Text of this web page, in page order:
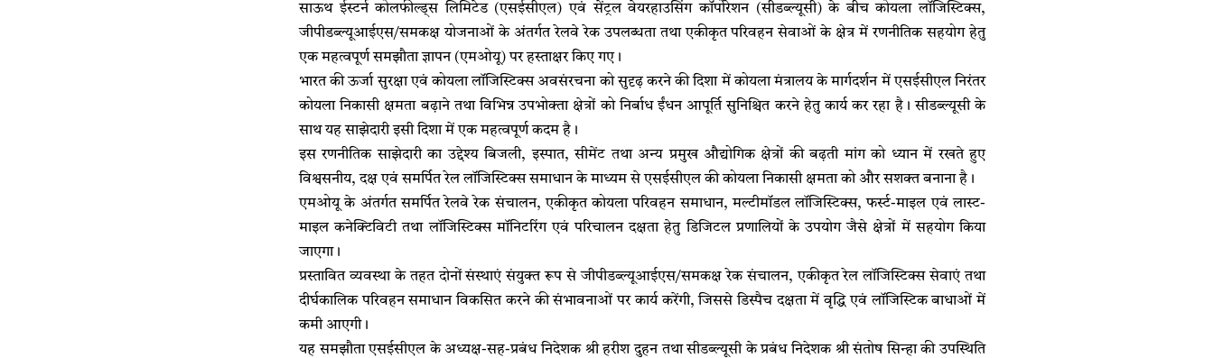
साऊथ ईस्टर्न कोलफील्ड्स लिमिटेड (एसईसीएल) एवं सेंट्रल वेयरहाउसिंग कॉर्पोरेशन (सीडब्ल्यूसी) के बीच कोयला लॉजिस्टिक्स,
जीपीडब्ल्यूआईएस/समकक्ष योजनाओं के अंतर्गत रेलवे रेक उपलब्धता तथा एकीकृत परिवहन सेवाओं के क्षेत्र में रणनीतिक सहयोग हेतु
एक महत्वपूर्ण समझौता ज्ञापन (एमओयू) पर हस्ताक्षर किए गए।
भारत की ऊर्जा सुरक्षा एवं कोयला लॉजिस्टिक्स अवसंरचना को सुदृढ़ करने की दिशा में कोयला मंत्रालय के मार्गदर्शन में एसईसीएल निरंतर
कोयला निकासी क्षमता बढ़ाने तथा विभिन्न उपभोक्ता क्षेत्रों को निर्बाध ईंधन आपूर्ति सुनिश्चित करने हेतु कार्य कर रहा है। सीडब्ल्यूसी के
साथ यह साझेदारी इसी दिशा में एक महत्वपूर्ण कदम है।
इस रणनीतिक साझेदारी का उद्देश्य बिजली, इस्पात, सीमेंट तथा अन्य प्रमुख औद्योगिक क्षेत्रों की बढ़ती मांग को ध्यान में रखते हुए
विश्वसनीय, दक्ष एवं समर्पित रेल लॉजिस्टिक्स समाधान के माध्यम से एसईसीएल की कोयला निकासी क्षमता को और सशक्त बनाना है।
एमओयू के अंतर्गत समर्पित रेलवे रेक संचालन, एकीकृत कोयला परिवहन समाधान, मल्टीमॉडल लॉजिस्टिक्स, फर्स्ट-माइल एवं लास्ट-
माइल कनेक्टिविटी तथा लॉजिस्टिक्स मॉनिटरिंग एवं परिचालन दक्षता हेतु डिजिटल प्रणालियों के उपयोग जैसे क्षेत्रों में सहयोग किया
जाएगा।
प्रस्तावित व्यवस्था के तहत दोनों संस्थाएं संयुक्त रूप से जीपीडब्ल्यूआईएस/समकक्ष रेक संचालन, एकीकृत रेल लॉजिस्टिक्स सेवाएं तथा
दीर्घकालिक परिवहन समाधान विकसित करने की संभावनाओं पर कार्य करेंगी, जिससे डिस्पैच दक्षता में वृद्धि एवं लॉजिस्टिक बाधाओं में
कमी आएगी।
यह समझौता एसईसीएल के अध्यक्ष-सह-प्रबंध निदेशक श्री हरीश दुहन तथा सीडब्ल्यूसी के प्रबंध निदेशक श्री संतोष सिन्हा की उपस्थिति